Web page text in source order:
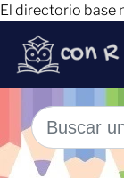
El directorio base